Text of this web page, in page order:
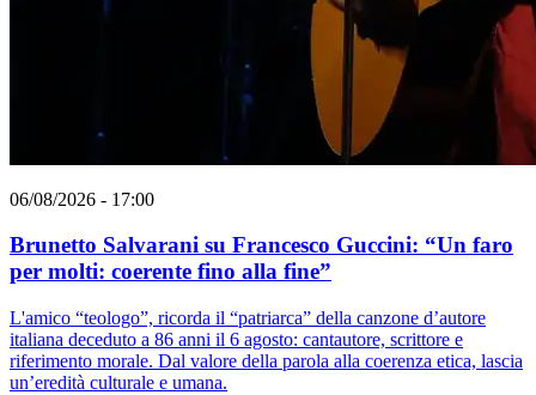
06/08/2026 - 17:00
Brunetto Salvarani su Francesco Guccini: “Un faro
per molti: coerente fino alla fine”
L'amico “teologo”, ricorda il “patriarca” della canzone d’autore
italiana deceduto a 86 anni il 6 agosto: cantautore, scrittore e
riferimento morale. Dal valore della parola alla coerenza etica, lascia
un’eredità culturale e umana.